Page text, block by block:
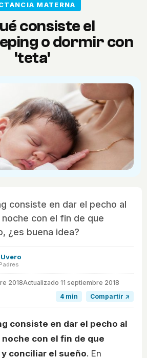
MATERNA
consiste el
o dormir con
'teta'
consiste en dar el pecho al
con el fin de que
¿es buena idea?
2018Actualizado 11 septiembre 2018
4 min
Compartir ↗
consiste en dar el pecho al
con el fin de que
conciliar el sueño. En